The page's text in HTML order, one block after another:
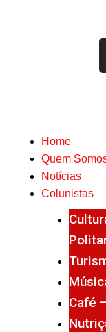
Home
Quem
Notícias
Colunistas
Café